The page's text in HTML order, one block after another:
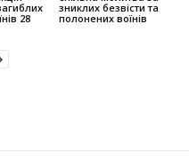
28
зниклих безвісти та
полонених воїнів